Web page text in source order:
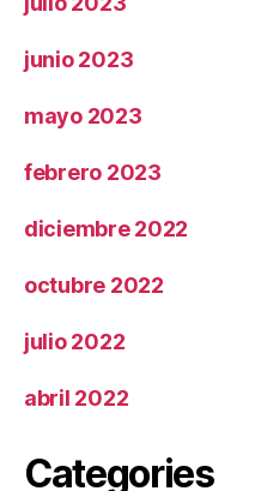
junio 2023
mayo 2023
febrero 2023
diciembre 2022
octubre 2022
julio 2022
abril 2022
Categories